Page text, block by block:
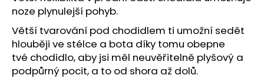
noze plynulejší pohyb.
Větší tvarování pod chodidlem ti umožní sedět
hlouběji ve stélce a bota díky tomu obepne
tvé chodidlo, aby jsi měl neuvěřitelně plyšový a
podpůrný pocit, a to od shora až dolů.
u
č
u
j
e
m